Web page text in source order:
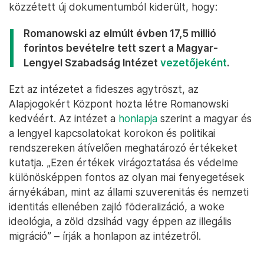
közzétett új dokumentumból kiderült, hogy:
Romanowski az elmúlt évben 17,5 millió
forintos bevételre tett szert a Magyar-
Lengyel Szabadság Intézet vezetőjeként.
Ezt az intézetet a fideszes agytröszt, az
Alapjogokért Központ hozta létre Romanowski
kedvéért. Az intézet a honlapja szerint a magyar és
a lengyel kapcsolatokat korokon és politikai
rendszereken átívelően meghatározó értékeket
kutatja. „Ezen értékek virágoztatása és védelme
különösképpen fontos az olyan mai fenyegetések
árnyékában, mint az állami szuverenitás és nemzeti
identitás ellenében zajló föderalizáció, a woke
ideológia, a zöld dzsihád vagy éppen az illegális
migráció” – írják a honlapon az intézetről.